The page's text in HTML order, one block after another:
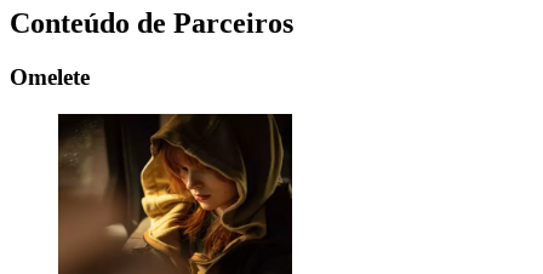
Conteúdo de Parceiros
Omelete